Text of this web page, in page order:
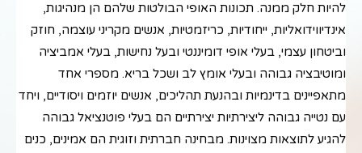
להיות חלק ממנה. תכונות האופי הבולטות שלהם הן מנהיגות,
אינדיווידואליות, ייחודיות, כריזמטיות, אנשים מקריני עוצמה, חוזק
וביטחון עצמי, בעלי אופי דומיננטי ובעל נחישות, בעלי אמביציה
ומוטיבציה גבוהה ובעלי אומץ לב ושכל בריא. מספרי אחד
מתאפיינים בדינמיות ובהנעת תהליכים, אנשים יוזמים ויסודיים, ויחד
עם נטייה גבוהה ליצירתיות יצירתיים הם בעלי פוטנציאל גבוהה
להגיע לתוצאות מצוינות. מבחינה חברתית וזוגית הם אמינים, כנים